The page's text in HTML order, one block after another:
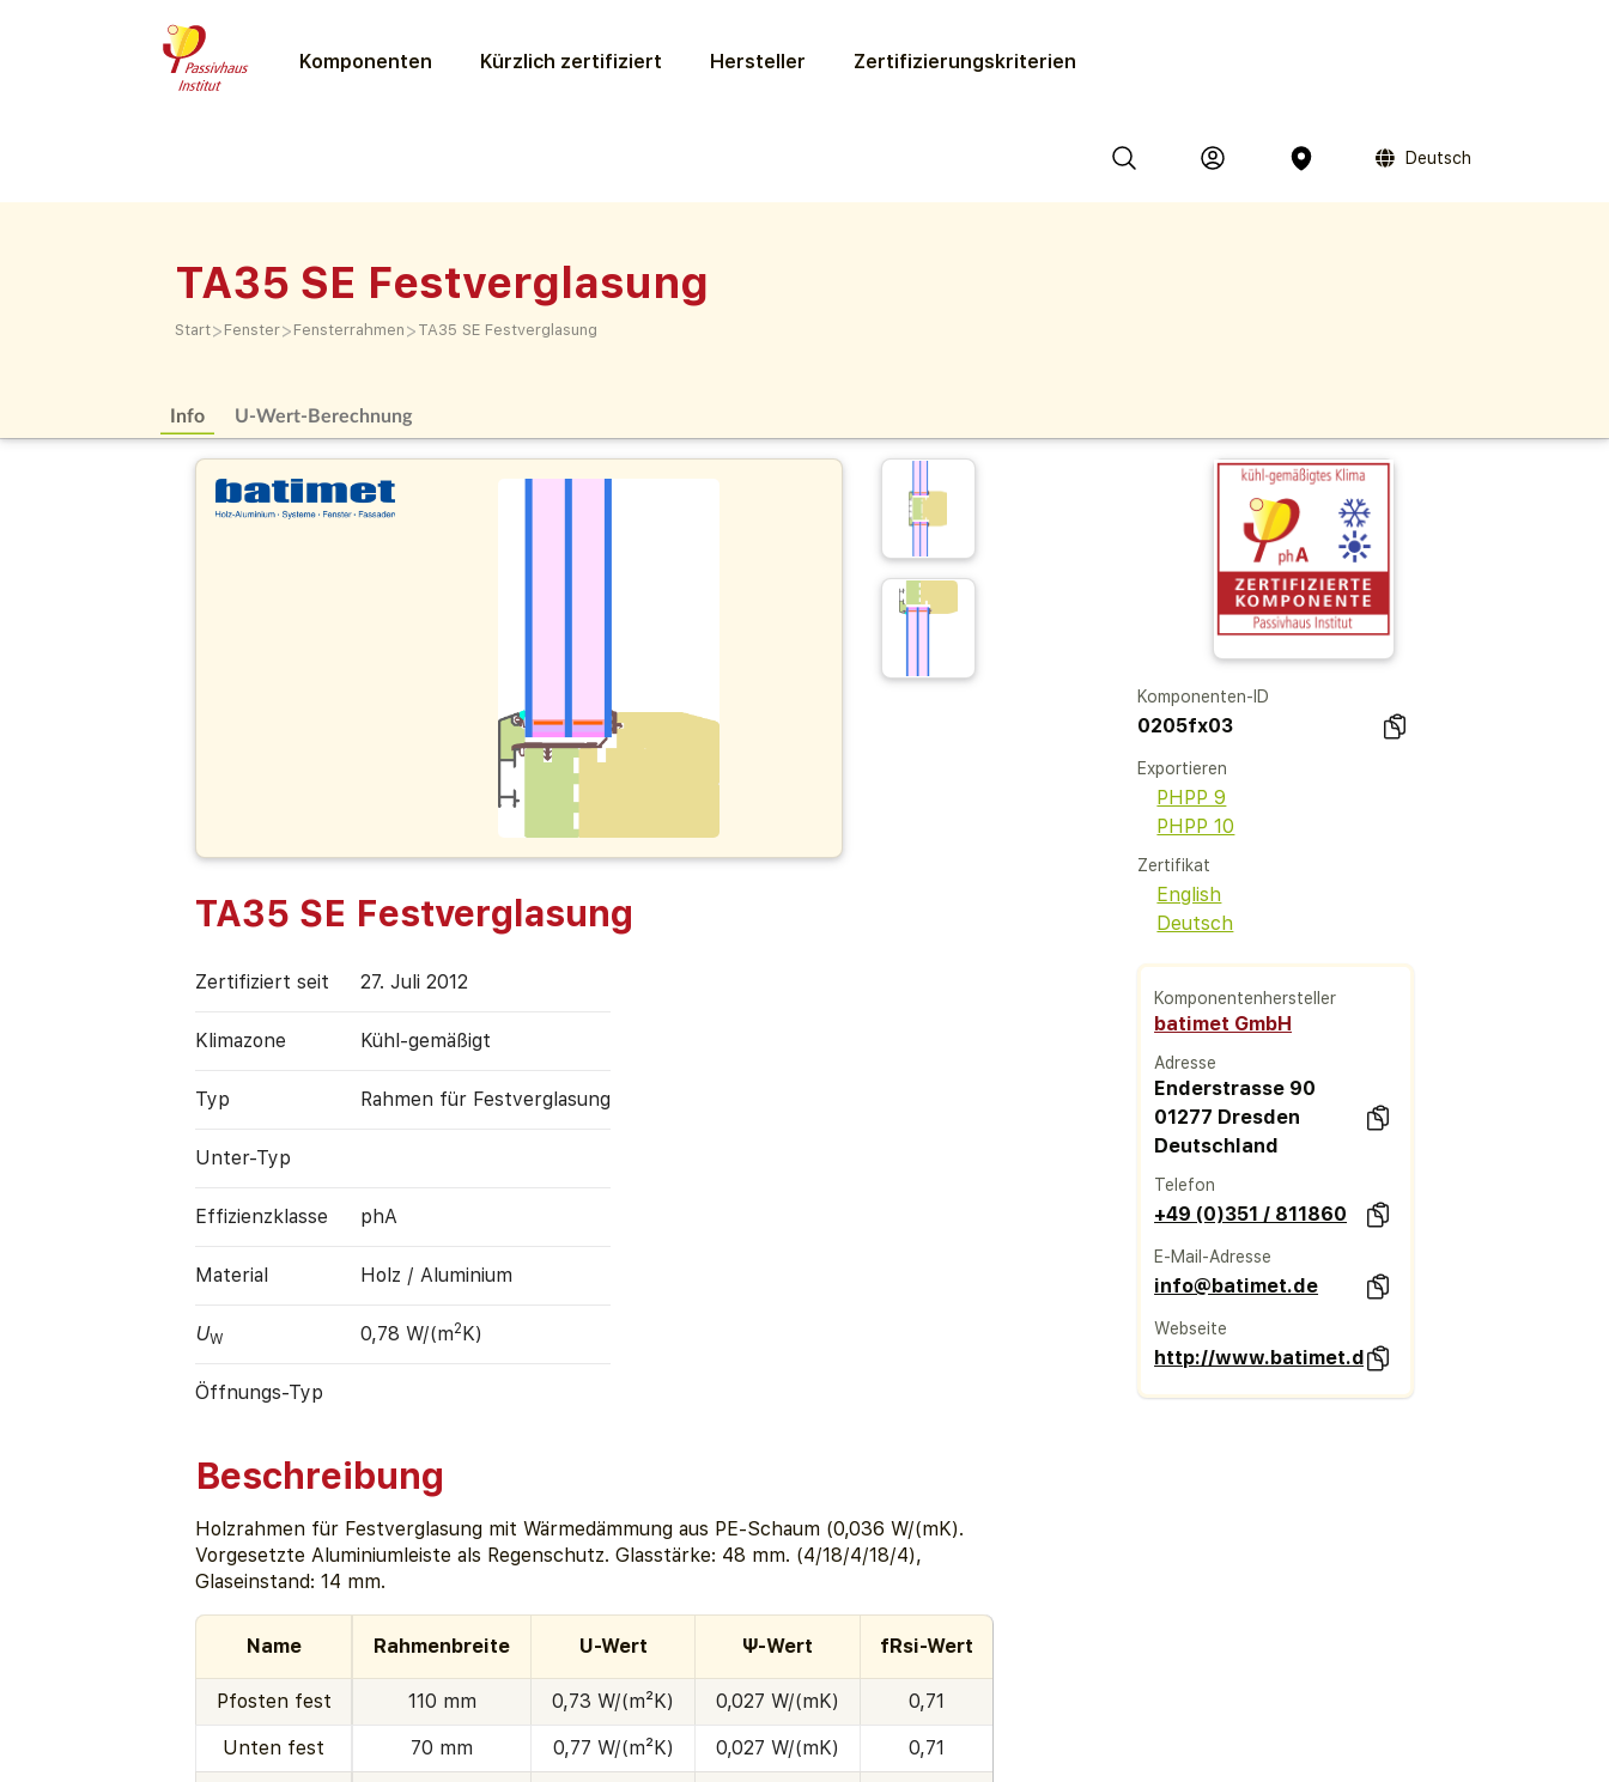
Komponenten Kürzlich zertifiziert Hersteller Zertifizierungs­kriterien
Deutsch
TA35 SE Festverglasung
Start> Fenster> Fensterrahmen > TA35 SE Festverglasung
Info U-Wert-Berechnung
TA35 SE Festverglasung
Zertifiziert seit 27. Juli 2012
Klimazone Kühl-gemäßigt
Typ Rahmen für Fest­verglasung
Unter-Typ
Effizienz­klasse phA
Material Holz / Aluminium
UW 0,78 W/(m2K)
Öffnungs-Typ
Beschreibung
Holzrahmen für Festverglasung mit Wärmedämmung aus PE-Schaum (0,036 W/(mK).
Vorgesetzte Aluminiumleiste als Regenschutz. Glasstärke: 48 mm. (4/18/4/18/4),
Glaseinstand: 14 mm.
Name Rahmenbreite U-Wert Ψ-Wert fRsi-Wert
Pfosten fest 110 mm 0,73 W/(m²K) 0,027 W/(mK) 0,71
Unten fest 70 mm 0,77 W/(m²K) 0,027 W/(mK) 0,71
Komponenten-ID
0205fx03
Exportieren
PHPP 9
PHPP 10
Zertifikat
English
Deutsch
Komponentenhersteller
batimet GmbH
Adresse
Enderstrasse 90
01277 Dresden
Deutschland
Telefon
+49 (0)351 / 811860
E-Mail-Adresse
info@batimet.de
Webseite
http://www.batimet.de